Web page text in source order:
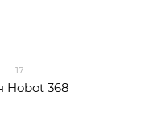
17
Hobot 368